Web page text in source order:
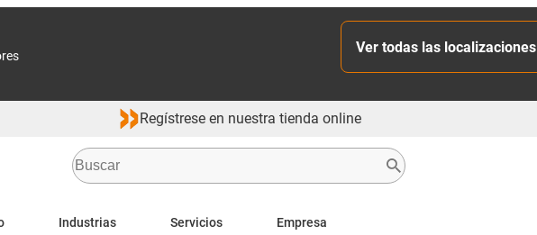
Ver todas las localizaciones
Regístrese en nuestra tienda online
Industrias Servicios Empresa